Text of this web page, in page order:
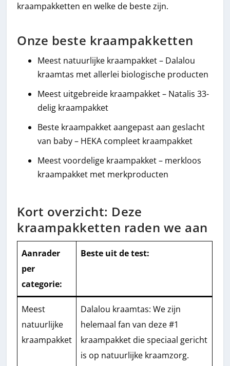
kraampakketten en welke de beste zijn.
Onze beste kraampakketten
Meest natuurlijke kraampakket – Dalalou
kraamtas met allerlei biologische producten
Meest uitgebreide kraampakket – Natalis 33-
delig kraampakket
Beste kraampakket aangepast aan geslacht
van baby – HEKA compleet kraampakket
Meest voordelige kraampakket – merkloos
kraampakket met merkproducten
Kort overzicht: Deze
kraampakketten raden we aan
Aanrader
per
categorie:
Beste uit de test:
Meest
natuurlijke
kraampakket
Dalalou kraamtas: We zijn
helemaal fan van deze #1
kraampakket die speciaal gericht
is op natuurlijke kraamzorg.